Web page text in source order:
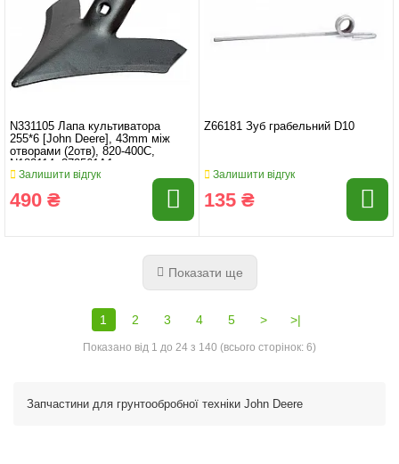
N331105 Лапа культиватора
255*6 [John Deere], 43mm між
отворами (2отв), 820-400C,
N182114, 372561A1
Залишити відгук
490 ₴
Z66181 Зуб грабельний D10
Залишити відгук
135 ₴
Показати ще
1 2 3 4 5 > >|
Показано від 1 до 24 з 140 (всього сторінок: 6)
Запчастини для грунтообробної техніки John Deere